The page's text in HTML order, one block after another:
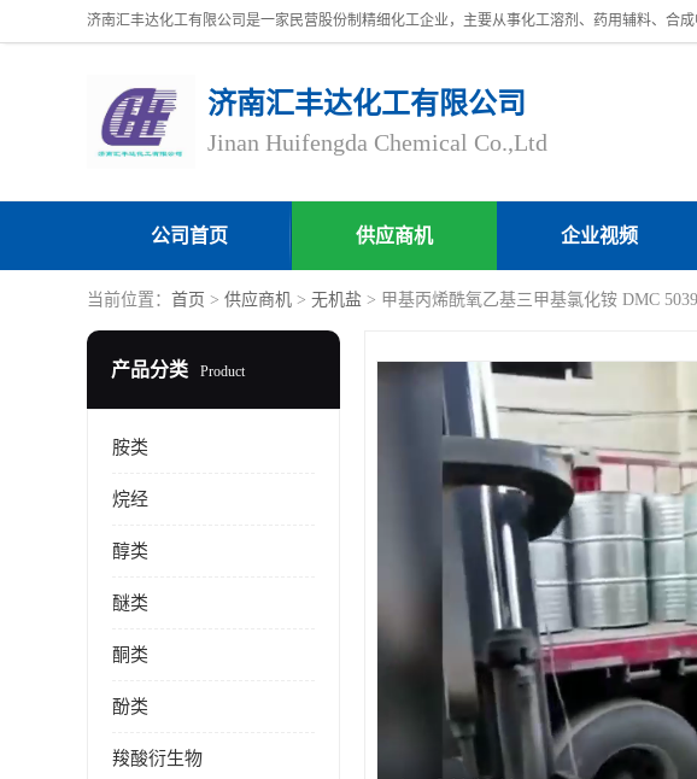
济南汇丰达化工有限公司
Jinan Huifengda Chemical Co.,Ltd
公司首页 供应商机 企业视频
当前位置： 首页 > 供应商机 > 无机盐 > 甲基丙烯酰氧乙基三甲基氯化铵 DMC
产品分类 Product
胺类
烷经
醇类
醚类
酮类
酚类
羧酸衍生物